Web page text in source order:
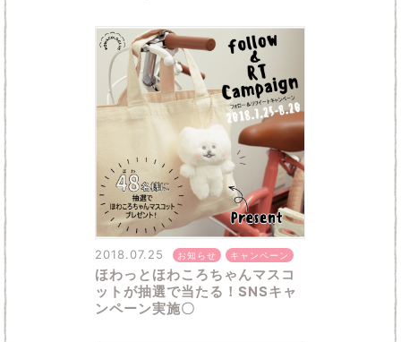
2018.07.25 お知らせ キャンペーン
ほわっとほわころちゃんマスコ
ットが抽選で当たる！SNSキャ
ンペーン実施〇